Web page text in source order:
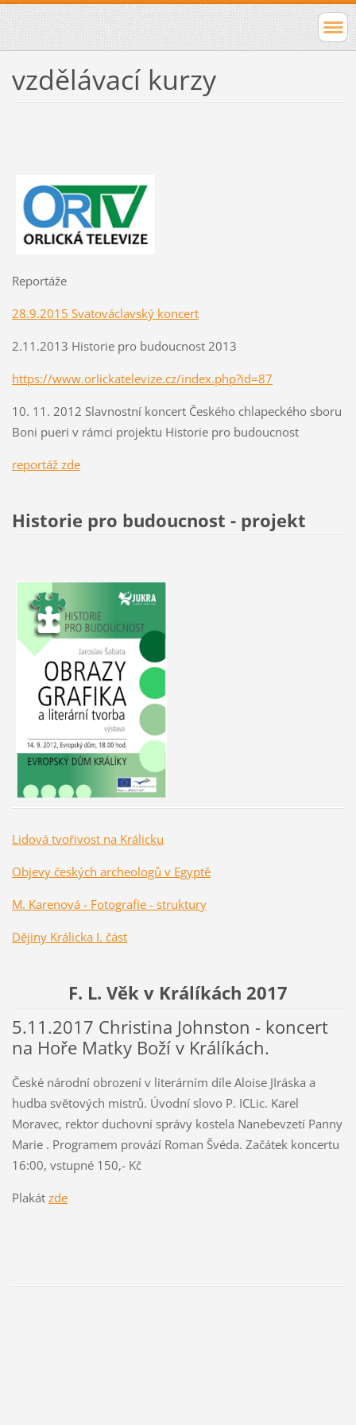
vzdělávací kurzy
Reportáže
28.9.2015 Svatováclavský koncert
2.11.2013 Historie pro budoucnost 2013
https://www.orlickatelevize.cz/index.php?id=87
10. 11. 2012 Slavnostní koncert Českého chlapeckého sboru
Boni pueri v rámci projektu Historie pro budoucnost
reportáž zde
Historie pro budoucnost - projekt
Lidová tvořivost na Králicku
Objevy českých archeologů v Egyptě
M. Karenová - Fotografie - struktury
Dějiny Králicka I. část
F. L. Věk v Králíkách 2017
5.11.2017 Christina Johnston - koncert
na Hoře Matky Boží v Králíkách.
České národní obrození v literárním díle Aloise JIráska a
hudba světových mistrů. Úvodní slovo P. ICLic. Karel
Moravec, rektor duchovní správy kostela Nanebevzetí Panny
Marie . Programem provází Roman Švéda. Začátek koncertu
16:00, vstupné 150,- Kč
Plakát zde